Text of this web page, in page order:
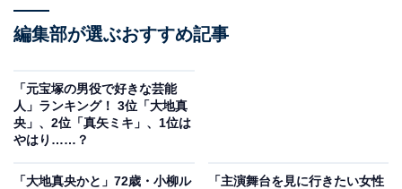
編集部が選ぶおすすめ記事
「元宝塚の男役で好きな芸能
人」ランキング！ 3位「大地真
央」、2位「真矢ミキ」、1位は
やはり……？
「大地真央かと」72歳・小柳ル
「主演舞台を見に行きたい女性